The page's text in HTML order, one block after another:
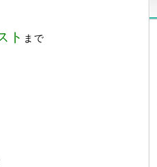
ト まで